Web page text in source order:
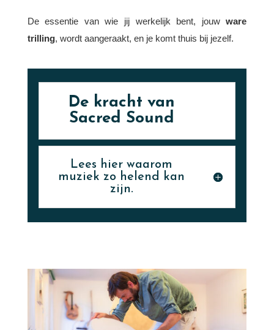
De essentie van wie jij werkelijk bent, jouwware
trilling, wordt aangeraakt, en je komt thuis bij jezelf.
De kracht van
Sacred Sound
Lees hier waarom
muziek zo helend kan
zijn.